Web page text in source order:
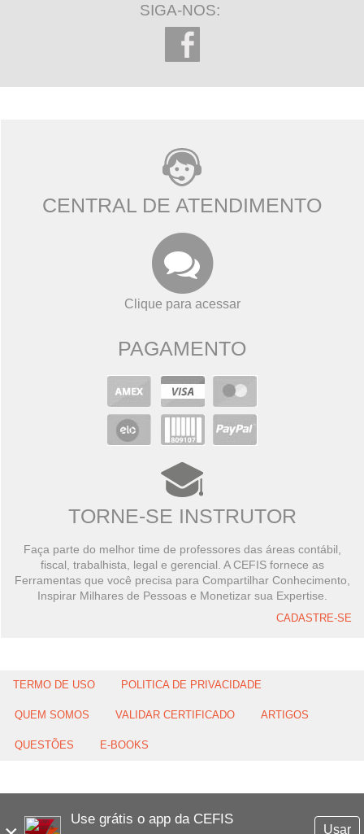
Use grátis o app da CEFIS
Usar
SIGA-NOS:
CENTRAL DE ATENDIMENTO
Clique para acessar
PAGAMENTO
TORNE-SE INSTRUTOR
Faça parte do melhor time de professores das áreas contábil,
fiscal, trabalhista, legal e gerencial. A CEFIS fornece as
Ferramentas que você precisa para Compartilhar Conhecimento,
Inspirar Milhares de Pessoas e Monetizar sua Expertise.
CADASTRE-SE
TERMO DE USO POLITICA DE PRIVACIDADE
QUEM SOMOS VALIDAR CERTIFICADO ARTIGOS
QUESTÕES E-BOOKS